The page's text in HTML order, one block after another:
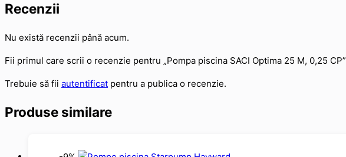
Recenzii
Nu există recenzii până acum.
Fii primul care scrii o recenzie pentru „Pompa piscina SACI Optima 25 M, 0,25 CP”
Trebuie să fii autentificat pentru a publica o recenzie.
Produse similare